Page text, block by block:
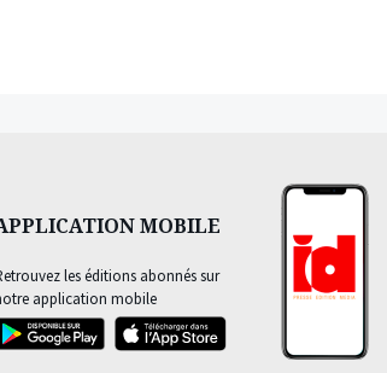
MOBILE
les éditions abonnés sur
application mobile